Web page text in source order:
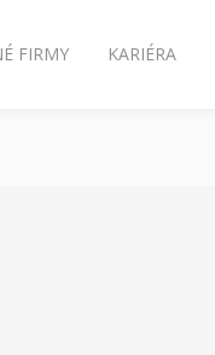
FIRMY KARIÉRA